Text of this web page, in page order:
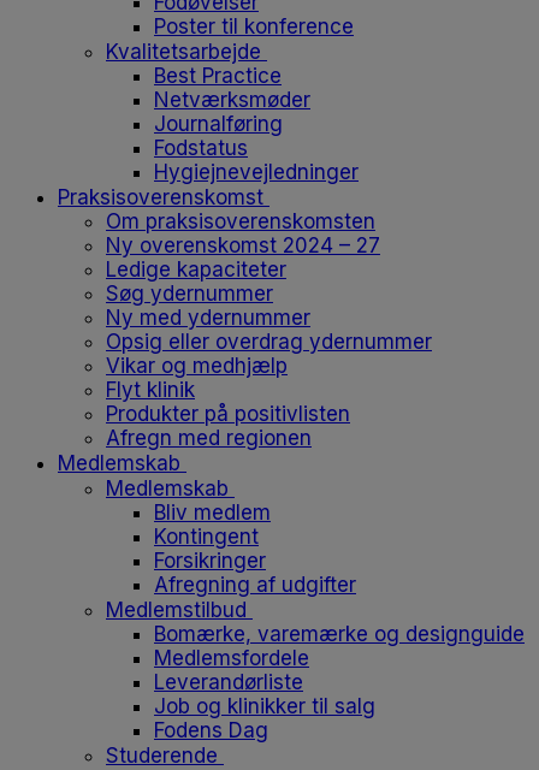
Poster til konference
Kvalitetsarbejde
Best Practice
Netværksmøder
Journalføring
Fodstatus
Hygiejnevejledninger
Praksisoverenskomst
Om praksisoverenskomsten
Ny overenskomst 2024 – 27
Ledige kapaciteter
Søg ydernummer
Ny med ydernummer
Opsig eller overdrag ydernummer
Vikar og medhjælp
Flyt klinik
Produkter på positivlisten
Afregn med regionen
Medlemskab
Medlemskab
Bliv medlem
Kontingent
Forsikringer
Afregning af udgifter
Medlemstilbud
Bomærke, varemærke og designguide
Medlemsfordele
Leverandørliste
Job og klinikker til salg
Fodens Dag
Studerende